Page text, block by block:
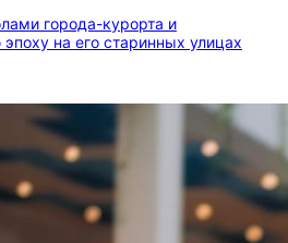
города-курорта и
на его старинных улицах